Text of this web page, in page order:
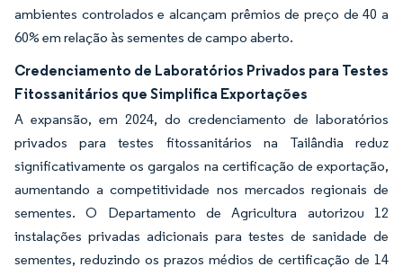
ambientes controlados e alcançam prêmios de preço de 40 a
60% em relação às sementes de campo aberto.
Credenciamento de Laboratórios Privados para Testes
Fitossanitários que Simplifica Exportações
A expansão, em 2024, do credenciamento de laboratórios
privados para testes fitossanitários na Tailândia reduz
significativamente os gargalos na certificação de exportação,
aumentando a competitividade nos mercados regionais de
sementes. O Departamento de Agricultura autorizou 12
instalações privadas adicionais para testes de sanidade de
sementes, reduzindo os prazos médios de certificação de 14